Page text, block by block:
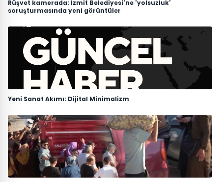
Rüşvet kamerada: İzmit Belediyesi'ne 'yolsuzluk'
soruşturmasında yeni görüntüler
Yeni Sanat Akımı: Dijital Minimalizm